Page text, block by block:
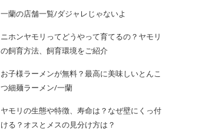
一蘭の店舗一覧/ダジャレじゃないよ
ニホンヤモリってどうやって育てるの？ヤモリ
の飼育方法、飼育環境をご紹介
お子様ラーメンが無料？最高に美味しいとんこ
つ細麺ラーメン/一蘭
ヤモリの生態や特徴、寿命は？なぜ壁にくっ付
ける？オスとメスの見分け方は？